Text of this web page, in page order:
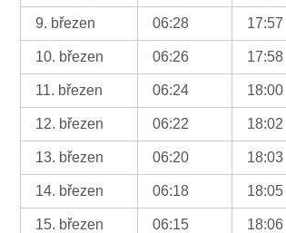
9. březen 06:28 17:57
10. březen 06:26 17:58
11. březen 06:24 18:00
12. březen 06:22 18:02
13. březen 06:20 18:03
14. březen 06:18 18:05
15. březen 06:15 18:06